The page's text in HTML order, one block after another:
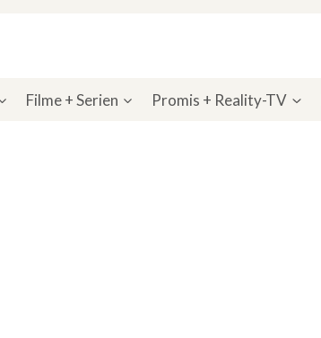
Filme + Serien Promis + Reality-TV